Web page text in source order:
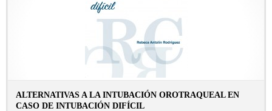
ALTERNATIVAS A LA INTUBACIÓN OROTRAQUEAL EN
CASO DE INTUBACIÓN DIFÍCIL